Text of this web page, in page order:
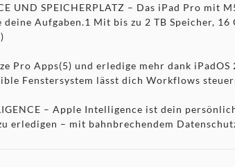
UND SPEICHERPLATZ – Das iPad Pro
Aufgaben.1 Mit bis zu 2 TB Speicher,
Pro Apps(5) und erledige mehr dank
Fenstersystem lässt dich Workflows
– Apple Intelligence ist dein
erledigen – mit bahnbrechendem